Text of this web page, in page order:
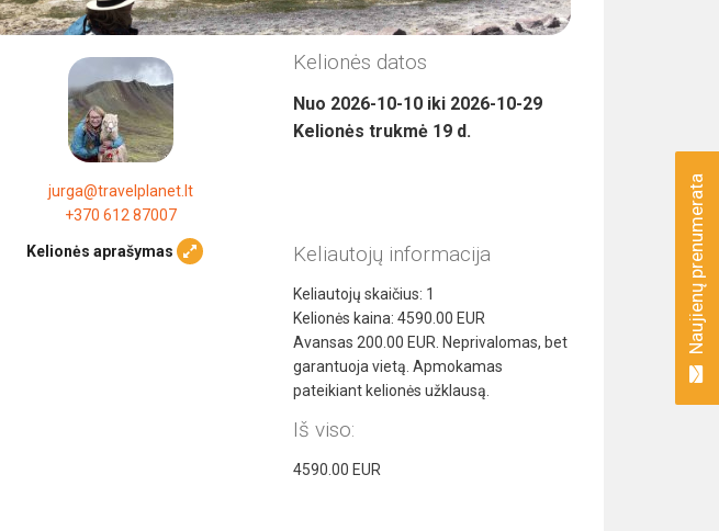
Naujienų prenumerata
jurga@travelplanet.lt
+370 612 87007
Kelionės datos
Nuo 2026-10-10 iki 2026-10-29
Kelionės trukmė 19d.
Kelionės aprašymas Keliautojų informacija
Keliautojų skaičius: 1
Kelionės kaina: 4590.00 EUR
Avansas 200.00 EUR. Neprivalomas, bet
garantuoja vietą. Apmokamas
pateikiant kelionės užklausą.
Iš viso:
4590.00 EUR